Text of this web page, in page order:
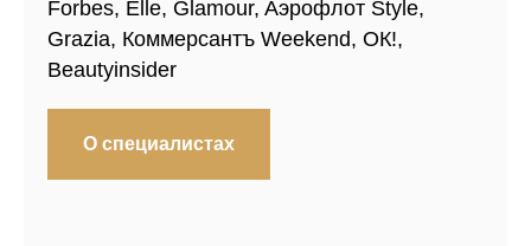
Forbes, Elle, Glamour, Aэрофлот Style,
Grazia, Коммерсантъ Weekend, ОК!,
Beautyinsider
О специалистах